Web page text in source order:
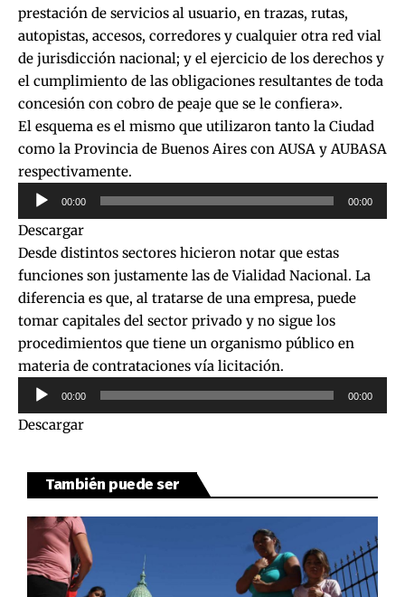
prestación de servicios al usuario, en trazas, rutas,
autopistas, accesos, corredores y cualquier otra red vial
de jurisdicción nacional; y el ejercicio de los derechos y
el cumplimiento de las obligaciones resultantes de toda
concesión con cobro de peaje que se le confiera».
El esquema es el mismo que utilizaron tanto la Ciudad
como la Provincia de Buenos Aires con AUSA y AUBASA
respectivamente.
Reproductor
de
audio
00:00 00:00
Descargar
Desde distintos sectores hicieron notar que estas
funciones son justamente las de Vialidad Nacional. La
diferencia es que, al tratarse de una empresa, puede
tomar capitales del sector privado y no sigue los
procedimientos que tiene un organismo público en
materia de contrataciones vía licitación.
Reproductor
de
audio
00:00 00:00
Descargar
También puede ser